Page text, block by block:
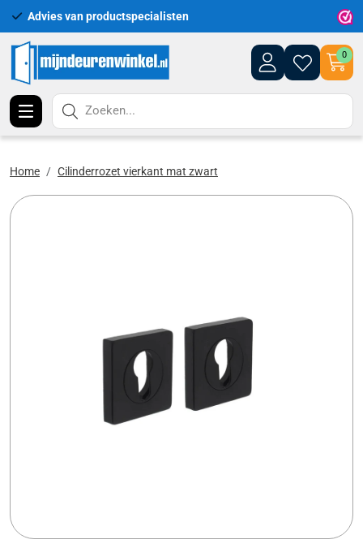
Advies van productspecialisten
0
Zoeken...
Home Cilinderrozet vierkant mat zwart